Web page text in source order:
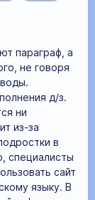
параграф, а
не говоря
д/з.
ни
из-за
в
специалисты
сайт
языку. В